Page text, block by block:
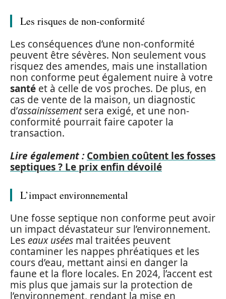
Les risques de non-conformité
Les conséquences d’une non-conformité
peuvent être sévères. Non seulement vous
risquez des amendes, mais une installation
non conforme peut également nuire à votre
santé et à celle de vos proches. De plus, en
cas de vente de la maison, un diagnostic
d’assainissementsera exigé, et une non-
conformité pourrait faire capoter la
transaction.
Lire également : Combien coûtent les fosses
septiques ? Le prix enfin dévoilé
L’impact environnemental
Une fosse septique non conforme peut avoir
un impact dévastateur sur l’environnement.
Les eaux usées mal traitées peuvent
contaminer les nappes phréatiques et les
cours d’eau, mettant ainsi en danger la
faune et la flore locales. En 2024, l’accent est
mis plus que jamais sur la protection de
l’environnement, rendant la mise en